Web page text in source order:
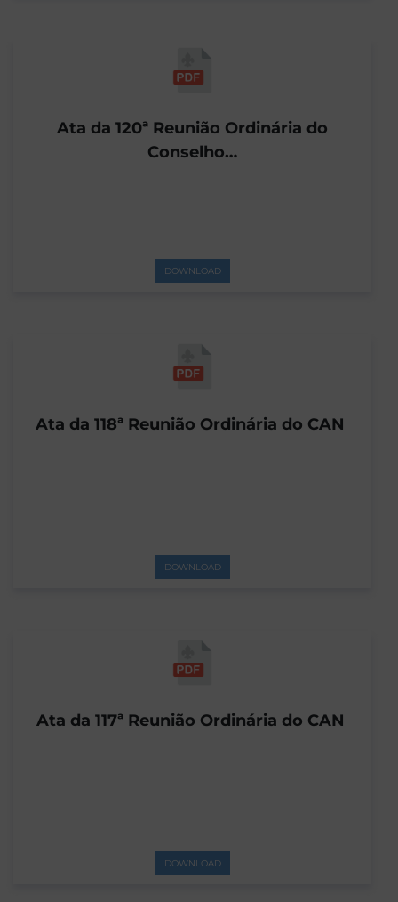
Ata da 120ª Reunião Ordinária do
Conselho…
DOWNLOAD
Ata da 118ª Reunião Ordinária do CAN
DOWNLOAD
Ata da 117ª Reunião Ordinária do CAN
DOWNLOAD